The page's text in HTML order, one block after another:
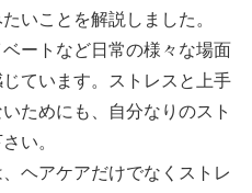
いことを解説しました。
ートなど日常の様々な場面
ています。ストレスと上手
ためにも、自分なりのスト
い。
ヘアケアだけでなくストレ